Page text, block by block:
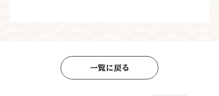
一覧に戻る